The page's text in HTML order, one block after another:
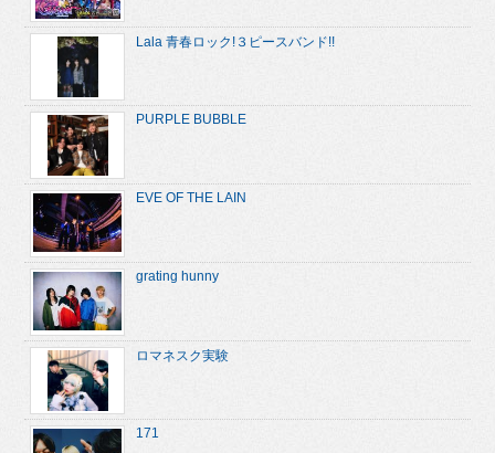
Lala 青春ロック!３ピースバンド!!
PURPLE BUBBLE
EVE OF THE LAIN
grating hunny
ロマネスク実験
171